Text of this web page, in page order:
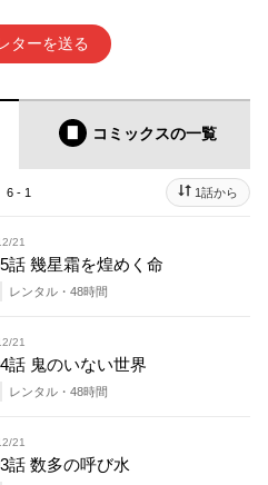
ターを送る
コミックスの一覧
6 - 1 1話から
21
話 幾星霜を煌めく命
レンタル・ 48時間
21
話 鬼のいない世界
レンタル・ 48時間
21
話 数多の呼び水